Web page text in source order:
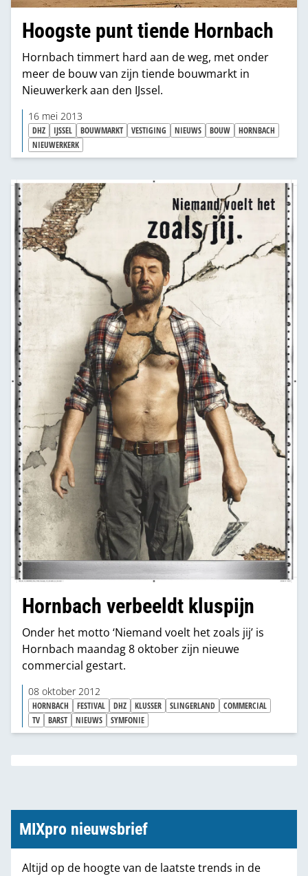
Hoogste punt tiende Hornbach
Hornbach timmert hard aan de weg, met onder
meer de bouw van zijn tiende bouwmarkt in
Nieuwerkerk aan den IJssel.
16 mei 2013
DHZ IJSSEL BOUWMARKT VESTIGING NIEUWS BOUW
HORNBACH
NIEUWERKERK
Hornbach verbeeldt kluspijn
Onder het motto ‘Niemand voelt het zoals jij’ is
Hornbach maandag 8 oktober zijn nieuwe
commercial gestart.
08 oktober 2012
HORNBACH FESTIVAL DHZ KLUSSER SLINGERLAND
COMMERCIAL
TV
BARST NIEUWS SYMFONIE
MIXpro nieuwsbrief
Altijd op de hoogte van de laatste trends in de